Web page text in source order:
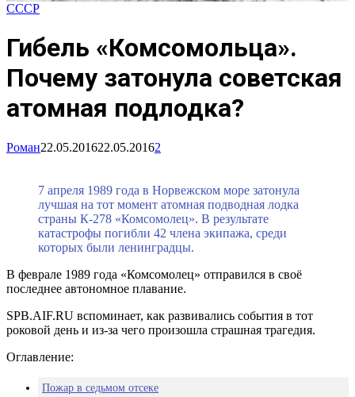
СССР
Гибель «Комсомольца».
Почему затонула советская
атомная подлодка?
Роман22.05.201622.05.20162
7 апреля 1989 года в Норвежском море затонула
лучшая на тот момент атомная подводная лодка
страны К-278 «Комсомолец». В результате
катастрофы погибли 42 члена экипажа, среди
которых были ленинградцы.
В феврале 1989 года «Комсомолец» отправился в своё
последнее автономное плавание.
SPB.AIF.RU вспоминает, как развивались события в тот
роковой день и из-за чего произошла страшная трагедия.
Оглавление:
Пожар в седьмом отсеке